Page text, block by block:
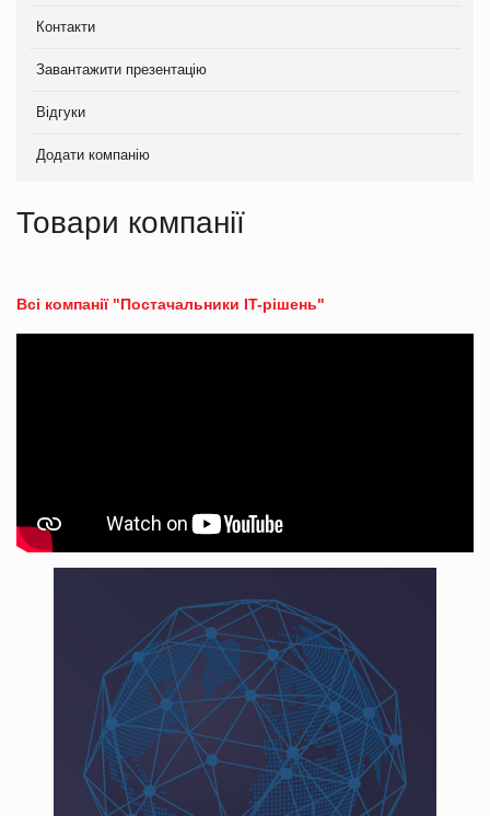
Контакти
Завантажити презентацію
Відгуки
Додати компанію
Товари компанії
Всі компанії "Постачальники IT-рішень"